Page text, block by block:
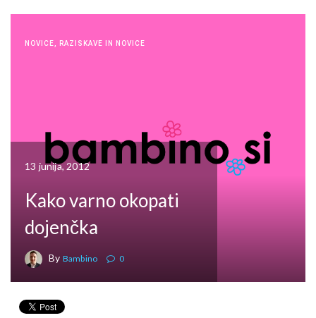
NOVICE RAZISKAVE IN NOVICE
13 junija, 2012
Kako varno okopati
dojenčka
By Bambino 0